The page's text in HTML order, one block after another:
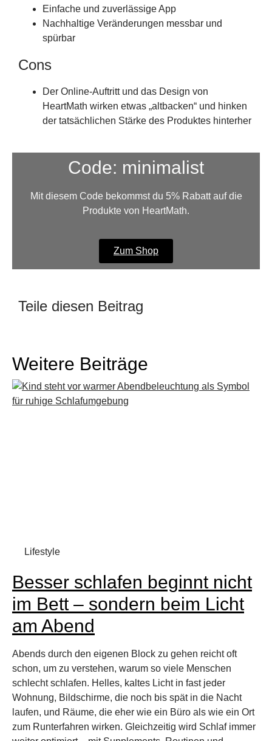
Einfache und zuverlässige App
Nachhaltige Veränderungen messbar und
spürbar
Cons
Der Online-Auftritt und das Design von
HeartMath wirken etwas „altbacken“ und hinken
der tatsächlichen Stärke des Produktes hinterher
Code: minimalist
Mit diesem Code bekommst du 5% Rabatt auf die
Produkte von HeartMath.
Zum Shop
Teile diesen Beitrag
Weitere Beiträge
Lifestyle
Besser schlafen beginnt nicht
im Bett – sondern beim Licht
am Abend
Abends durch den eigenen Block zu gehen reicht oft
schon, um zu verstehen, warum so viele Menschen
schlecht schlafen. Helles, kaltes Licht in fast jeder
Wohnung, Bildschirme, die noch bis spät in die Nacht
laufen, und Räume, die eher wie ein Büro als wie ein Ort
zum Runterfahren wirken. Gleichzeitig wird Schlaf immer